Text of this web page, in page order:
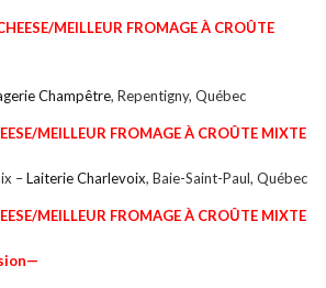
MEILLEUR FROMAGE À CROÛTE
Champêtre, Repentigny, Québec
MEILLEUR FROMAGE À CROÛTE MIXTE
–Laiterie Charlevoix, Baie-Saint-Paul, Québec
MEILLEUR FROMAGE À CROÛTE MIXTE